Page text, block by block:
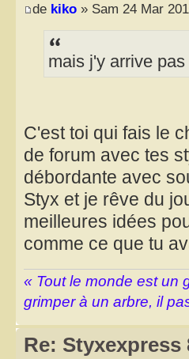
de kiko » Sam 24 Mar
mais j'y arrive pas
C'est toi qui fais le
de forum avec tes
débordante avec
Styx et je rêve du
meilleures idées
comme ce que tu
« Tout le monde est un
grimper à un arbre, il
Re: Styxexpress